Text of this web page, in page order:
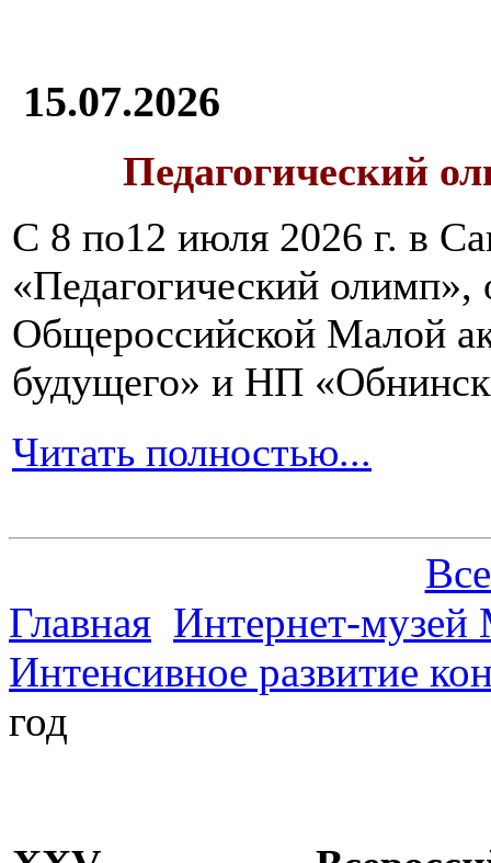
15.07.2026
Педагогический
С 8 по12 июля 2026 г. в
«Педагогический олимп»,
Общероссийской Малой
будущего» и НП
Читать полностью...
Главная Интернет-
Интенсивное развитие
год